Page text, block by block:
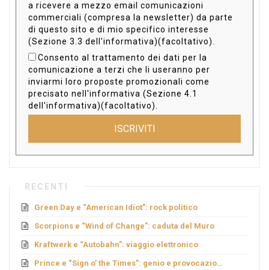
a ricevere a mezzo email comunicazioni
commerciali (compresa la newsletter) da parte
di questo sito e di mio specifico interesse
(Sezione 3.3 dell'informativa)(facoltativo).
Consento al trattamento dei dati per la
comunicazione a terzi che li useranno per
inviarmi loro proposte promozionali come
precisato nell'informativa (Sezione 4.1
dell'informativa)(facoltativo).
ISCRIVITI
RECENTI
Green Day e “American Idiot”: rock politico
Scorpions e “Wind of Change”: caduta del Muro
Kraftwerk e “Autobahn”: viaggio elettronico
Prince e “Sign o’ the Times”: genio e provocazione